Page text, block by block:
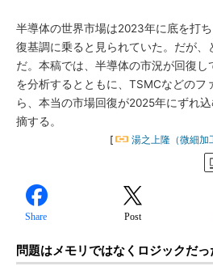
半導体の世界市場は2023年に底を打
復基調に乗ると見られていた。だが、
だ。本稿では、半導体の市況が回復し
を分析するとともに、TSMCなどのフ
ら、本当の市場回復が2025年にずれ
摘する。
[ 湯之上隆（微細加
Share Post
問題はメモリではなくロジックだっ